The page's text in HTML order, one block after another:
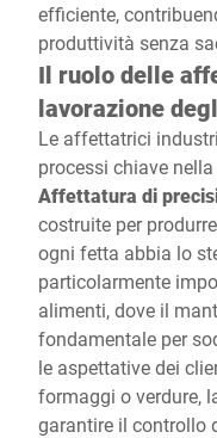
efficiente,
produttività senza
Il ruolo delle
lavorazione
Le affettatrici
processi chiave
Affettatura di
costruite per
ogni fetta abbia lo
particolarmente
alimenti, dove il
fondamentale per
le aspettative dei
formaggi o verdure,
garantire il controllo